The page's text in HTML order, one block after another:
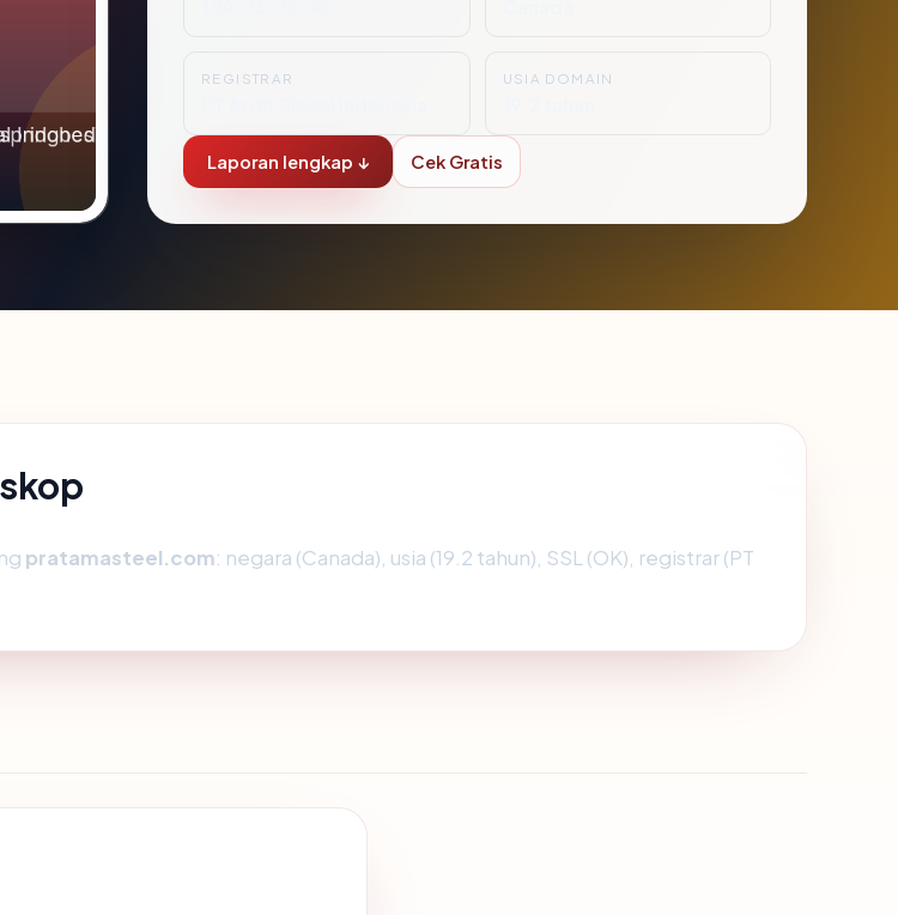
REGISTRAR USIA DOMAIN
Laporan lengkap ↓ Cek Gratis
pratamasteel.com: negara (Canada), usia (19.2 tahun), SSL (OK), registrar (PT